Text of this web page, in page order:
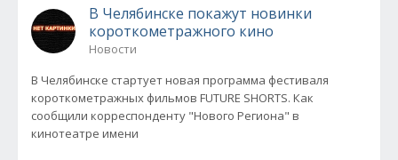
В Челябинске покажут новинки
короткометражного кино
Новости
В Челябинске стартует новая программа фестиваля
короткометражных фильмов FUTURE SHORTS. Как
сообщили корреспонденту "Нового Региона" в
кинотеатре имени